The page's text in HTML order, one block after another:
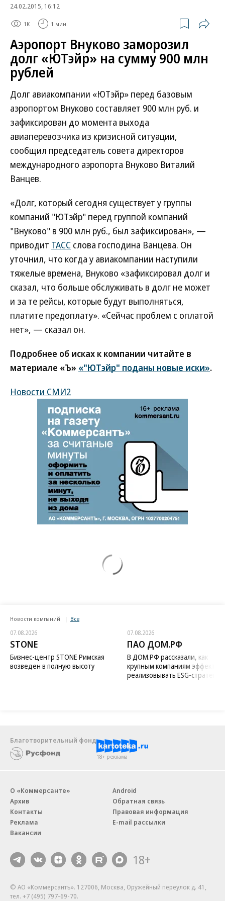
24.02.2015, 16:12
1K 1 мин.
Аэропорт Внуково заморозил
долг «ЮТэйр» на сумму 900 млн
рублей
Долг авиакомпании «ЮТэйр» перед базовым
аэропортом Внуково составляет 900 млн руб. и
зафиксирован до момента выхода
авиаперевозчика из кризисной ситуации,
сообщил председатель совета директоров
международного аэропорта Внуково Виталий
Ванцев.
«Долг, который сегодня существует у группы
компаний "ЮТэйр" перед группой компаний
"Внуково" в 900 млн руб., был зафиксирован», —
приводит ТАСС слова господина Ванцева. Он
уточнил, что когда у авиакомпании наступили
тяжелые времена, Внуково «зафиксировал долг и
сказал, что больше обслуживать в долг не может
и за те рейсы, которые будут выполняться,
платите предоплату». «Сейчас проблем с оплатой
нет», — сказал он.
Подробнее об исках к компании читайте в
материале «Ъ» «"ЮТэйр" поданы новые иски».
Новости СМИ2
Новости компаний Все
07.08.2026
STONE
Бизнес-центр STONE Римская
возведен в полную высоту
07.08.2026
ПАО ДОМ.РФ
В ДОМ.РФ рассказали, как
крупным компаниям
реализовывать ESG-стратегию
Благотворительный фонд
18+ реклама
О «Коммерсанте»
Архив
Контакты
Реклама
Вакансии
Android
Обратная связь
Правовая информация
E-mail рассылки
18+
© АО «Коммерсантъ». 127006, Москва, Оружейный переулок д. 41,
тел. +7 (495) 797-69-70.